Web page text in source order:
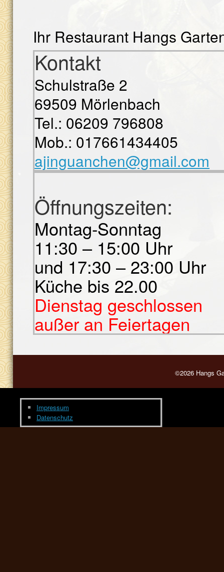
Ihr Restaurant Hangs
Kontakt
Schulstraße 2
69509 Mörlenbach
Tel.: 06209 796808
Mob.: 017661434405
ajinguanchen@gmail.com
Öffnungszeiten:
Montag-Sonntag
11:30 – 15:00 Uhr
und 17:30 – 23:00 Uhr
Küche bis 22.00
Dienstag geschlossen
außer an Feiertagen
©2026 Hangs
Impressum
Datenschutz